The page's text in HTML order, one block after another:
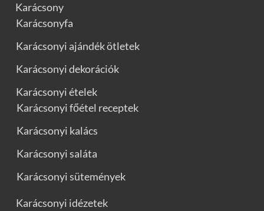
Karácsony
Karácsonyfa
Karácsonyi ajándék ötletek
Karácsonyi dekorációk
Karácsonyi ételek
Karácsonyi főétel receptek
Karácsonyi kalács
Karácsonyi saláta
Karácsonyi sütemények
Karácsonyi idézetek